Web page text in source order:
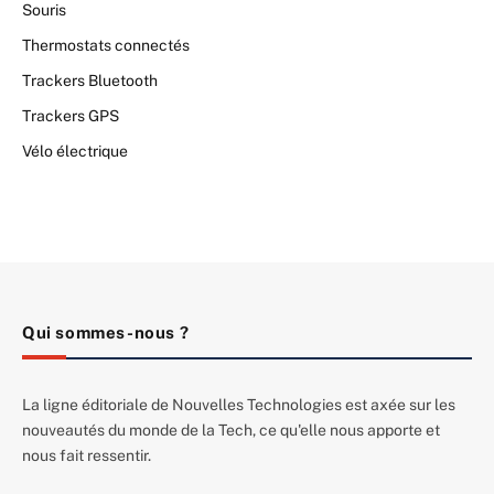
Souris
Thermostats connectés
Trackers Bluetooth
Trackers GPS
Vélo électrique
Qui sommes-nous ?
La ligne éditoriale de Nouvelles Technologies est axée sur les
nouveautés du monde de la Tech, ce qu'elle nous apporte et
nous fait ressentir.